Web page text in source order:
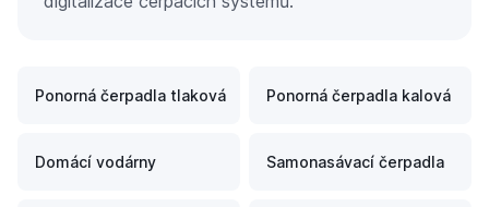
Ponorná čerpadla tlaková Ponorná čerpadla kalová
Domácí vodárny Samonasávací čerpadla